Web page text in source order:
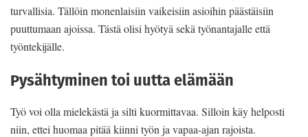
turvallisia. Tällöin monenlaisiin vaikeisiin asioihin päästäisiin
puuttumaan ajoissa. Tästä olisi hyötyä sekä työnantajalle että
työntekijälle.
Pysähtyminen toi uutta elämään
Työ voi olla mielekästä ja silti kuormittavaa. Silloin käy helposti
niin, ettei huomaa pitää kiinni työn ja vapaa-ajan rajoista.